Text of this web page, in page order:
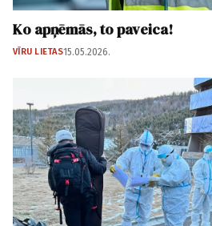
Ko apņēmās, to paveica!
VĪRU LIETAS15.05.2026.